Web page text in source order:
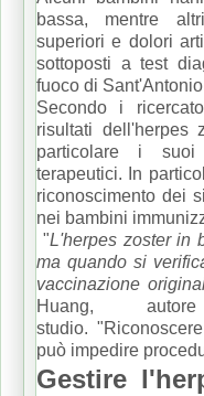
bassa, mentre
superiori e dolori
sottoposti a test
fuoco di
Secondo i
risultati dell'herpes
particolare i
terapeutici.
In
riconoscimento dei
nei bambini
"L'herpes zoster in
ma quando si
vaccinazione
Huang,
studio.
può impedire
Gestire